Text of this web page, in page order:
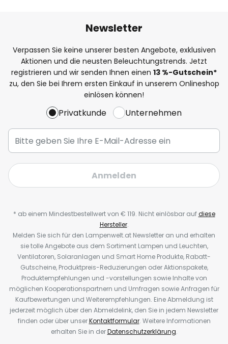
Newsletter
Verpassen Sie keine unserer besten Angebote, exklusiven
Aktionen und die neusten Beleuchtungstrends. Jetzt
registrieren und wir senden Ihnen einen 13 %-Gutschein*
zu, den Sie bei Ihrem ersten Einkauf in unserem Onlineshop
einlösen können!
Privatkunde Unternehmen
Anmelden
* ab einem Mindestbestellwert von € 119. Nicht einlösbar aufdiese
Hersteller.
Melden Sie sich für den Lampenwelt.at Newsletter an und erhalten
sie tolle Angebote aus dem Sortiment Lampen und Leuchten,
Ventilatoren, Solaranlagen und Smart Home Produkte, Rabatt-
Gutscheine, Produktpreis-Reduzierungen oder Aktionspakete,
Produktempfehlungen und -vorstellungen sowie Inhalte von
möglichen Kooperationspartnern und Umfragen sowie Anfragen für
Kaufbewertungen und Weiterempfehlungen. Eine Abmeldung ist
jederzeit möglich über den Abmeldelink, den Sie in jedem Newsletter
finden oder über unserKontaktformular. Weitere Informationen
erhalten Sie in derDatenschutzerklärung.